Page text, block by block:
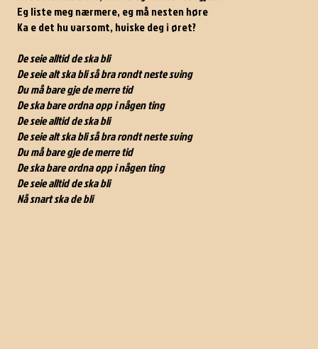
Eg liste meg nærmere, eg må nesten høre
Ka e det hu varsomt, hviske deg i øret?
De seie alltid de ska bli
De seie alt ska bli så bra rondt neste sving
Du må bare gje de merre tid
De ska bare ordna opp i någen ting
De seie alltid de ska bli
De seie alt ska bli så bra rondt neste sving
Du må bare gje de merre tid
De ska bare ordna opp i någen ting
De seie alltid de ska bli
Nå snart ska de bli